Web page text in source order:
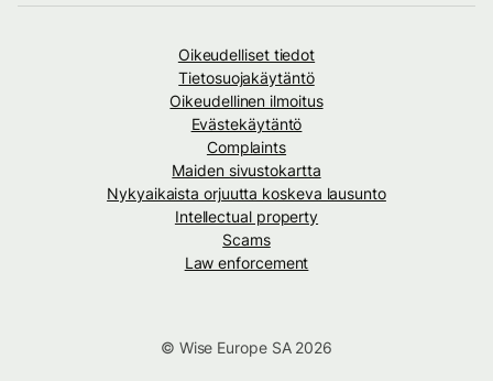
Oikeudelliset tiedot
Tietosuojakäytäntö
Oikeudellinen ilmoitus
Evästekäytäntö
Complaints
Maiden sivustokartta
Nykyaikaista orjuutta koskeva lausunto
Intellectual property
Scams
Law enforcement
© Wise Europe SA 2026